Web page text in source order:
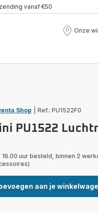
vanaf €50
Onze
Onze
Shop Ref.: PU1522F0
PU1522
16.00 uur besteld, binnen 2
aan je